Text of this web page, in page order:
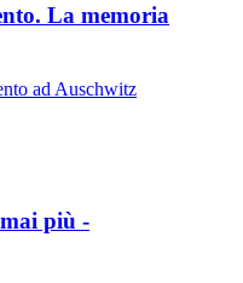
La memoria
più -